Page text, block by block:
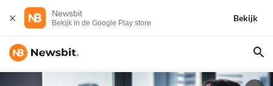
Newsbit
Bekijk in de Google Play store
Bekijk